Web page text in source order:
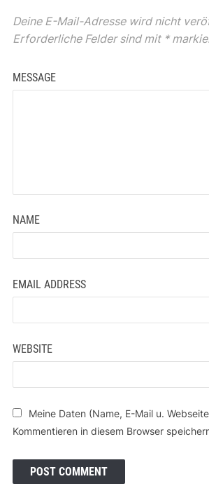
Deine E-Mail-Adresse wird nicht
Erforderliche Felder sind mit *
MESSAGE
NAME
EMAIL ADDRESS
WEBSITE
Meine Daten (Name, E-Mail u.
Kommentieren in diesem Browser